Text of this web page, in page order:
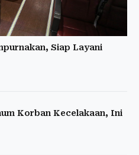
Siap Layani
Korban Kecelakaan, Ini